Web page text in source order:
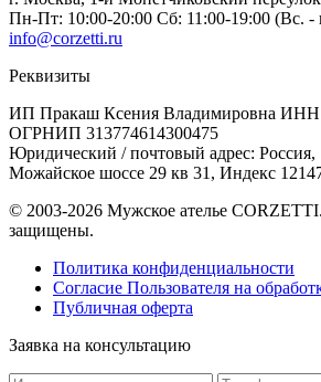
Пн-Пт: 10:00-20:00 Сб: 11:00-19:00 (Вс. -
info@corzetti.ru
Реквизиты
ИП Пракаш Ксения Владимировна ИНН
ОГРНИП 313774614300475
Юридический / почтовый адрес:
Можайское шоссе 29 кв 31, Индекс
© 2003-2026 Мужское ателье
защищены.
Политика конфиденциальности
Согласие Пользователя на
Публичная оферта
Заявка на консультацию